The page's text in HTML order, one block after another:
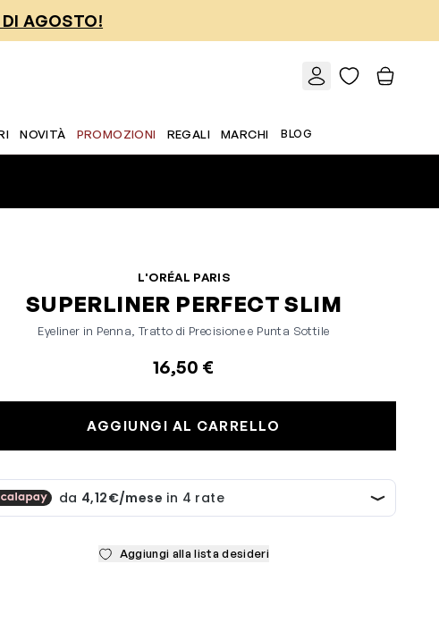
AGOSTO!
NOVITÀ PROMOZIONI REGALI MARCHI BLOG
L'ORÉAL PARIS
SUPERLINER PERFECT SLIM
Eyeliner in Penna, Tratto di Precisione e Punta Sottile
16,50 €
AGGIUNGI AL CARRELLO
Aggiungi alla lista desideri